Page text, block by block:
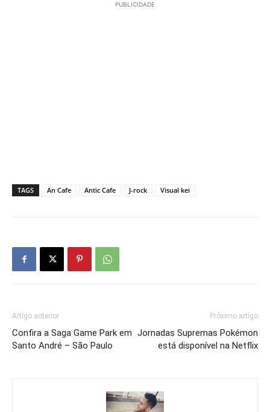
PUBLICIDADE
TAGS An Cafe Antic Cafe J-rock Visual kei
Artigo anterior
Confira a Saga Game Park em
Santo André – São Paulo
Próximo artigo
Jornadas Supremas Pokémon
está disponível na Netflix